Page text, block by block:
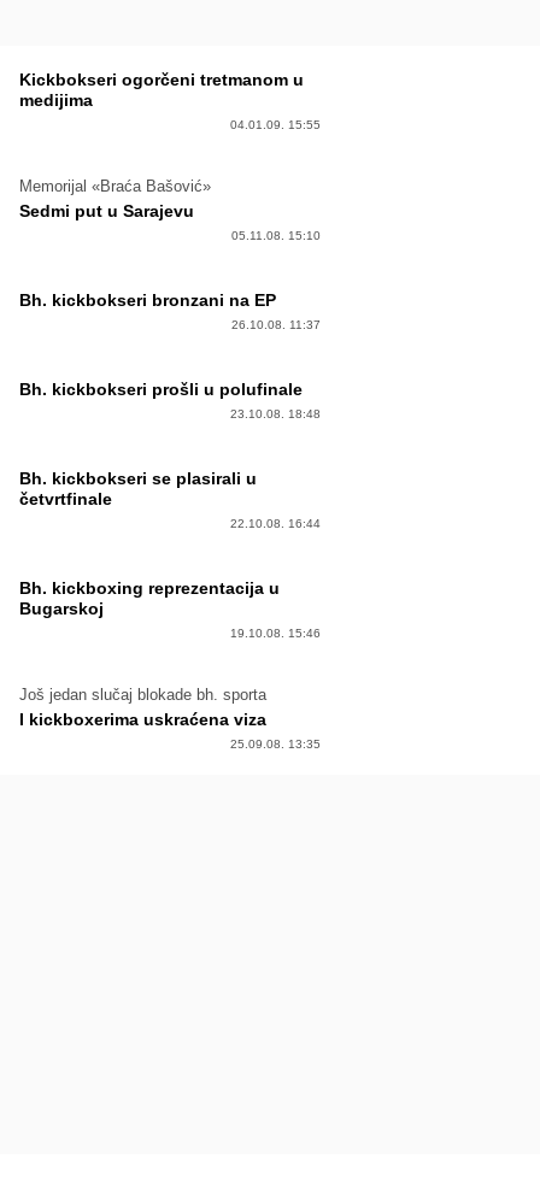
Kickbokseri ogorčeni tretmanom u
medijima
04.01.09. 15:55
Memorijal «Braća Bašović»
Sedmi put u Sarajevu
05.11.08. 15:10
Bh. kickbokseri bronzani na EP
26.10.08. 11:37
Bh. kickbokseri prošli u polufinale
23.10.08. 18:48
Bh. kickbokseri se plasirali u
četvrtfinale
22.10.08. 16:44
Bh. kickboxing reprezentacija u
Bugarskoj
19.10.08. 15:46
Još jedan slučaj blokade bh. sporta
I kickboxerima uskraćena viza
25.09.08. 13:35